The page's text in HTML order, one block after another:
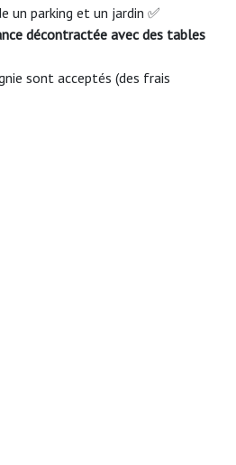
un parking et un jardin ✅
décontractée avec des tables
sont acceptés (des frais